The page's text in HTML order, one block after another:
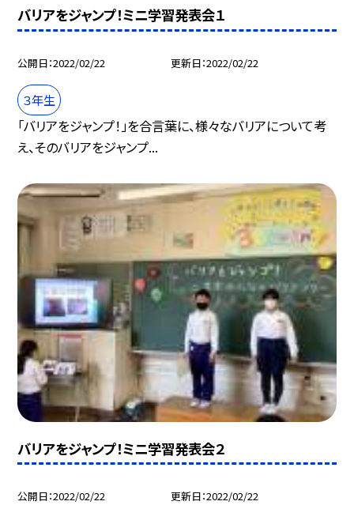
バリアをジャンプ！ミニ学習発表会１
公開日 2022/02/22 更新日 2022/02/22
３年生
「バリアをジャンプ！」を合言葉に、様々なバリアについて考
え、そのバリアをジャンプ...
バリアをジャンプ！ミニ学習発表会２
公開日 2022/02/22 更新日 2022/02/22